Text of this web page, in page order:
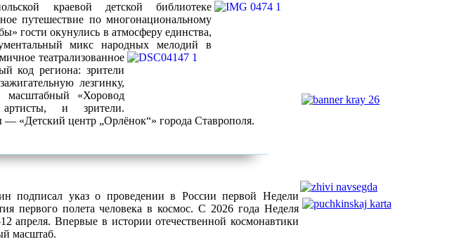
краевой детской библиотеке
путешествие по многонациональному
гости окунулись в атмосферу единства,
микс народных мелодий в
театрализованное
код региона: зрители
лезгинку,
«Хоровод
и зрители.
«Детский центр „Орлёнок“» города Ставрополя.
подписал указ о проведении в России первой Недели
первого полета человека в космос. С 2026 года Неделя
апреля. Впервые в истории отечественной космонавтики
масштаб.